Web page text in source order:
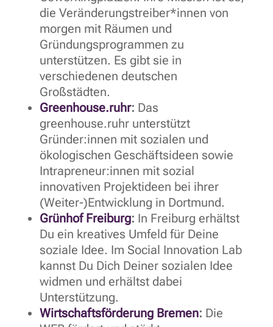
die Veränderungstreiber*innen von
morgen mit Räumen und
Gründungsprogrammen zu
unterstützen. Es gibt sie in
verschiedenen deutschen
Großstädten.
Greenhouse.ruhr: Das
greenhouse.ruhr unterstützt
Gründer:innen mit sozialen und
ökologischen Geschäftsideen sowie
Intrapreneur:innen mit sozial
innovativen Projektideen bei ihrer
(Weiter-)Entwicklung in Dortmund.
Grünhof Freiburg: In Freiburg erhältst
Du ein kreatives Umfeld für Deine
soziale Idee. Im Social Innovation Lab
kannst Du Dich Deiner sozialen Idee
widmen und erhältst dabei
Unterstützung.
Wirtschaftsförderung Bremen: Die